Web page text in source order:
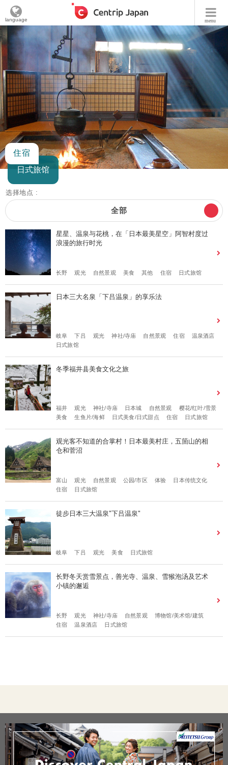
menu
language
住宿
日式旅馆
选择地点 :
全部
星星、温泉与花桃，在「日本最美星空」阿智村度过
浪漫的旅行时光
长野 观光 自然景观 美食 其他 住宿 日式旅馆
日本三大名泉「下吕温泉」的享乐法
岐阜 下吕 观光 神社/寺庙 自然景观 住宿
温泉酒店
日式旅馆
冬季福井县美食文化之旅
福井 观光 神社/寺庙 日本城 自然景观
樱花/红叶/雪景
美食
生鱼片/海鲜 日式美食/日式甜点 住宿 日式旅馆
观光客不知道的合掌村！日本最美村庄，五箇山的相
仓和菅沼
富山 观光 自然景观 公园/市区 体验
日本传统文化
住宿
日式旅馆
徒步日本三大温泉"下吕温泉"
岐阜 下吕 观光 美食 日式旅馆
长野冬天赏雪景点，善光寺、温泉、雪猴泡汤及艺术
小镇的邂逅
长野 观光 神社/寺庙 自然景观
博物馆/美术馆/建筑
住宿
温泉酒店 日式旅馆